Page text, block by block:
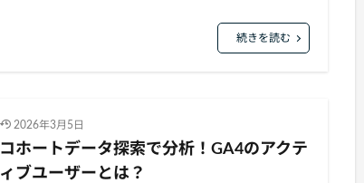
続きを読む
2026年3月5日
コホートデータ探索で分析！GA4のアクテ
ィブユーザーとは？